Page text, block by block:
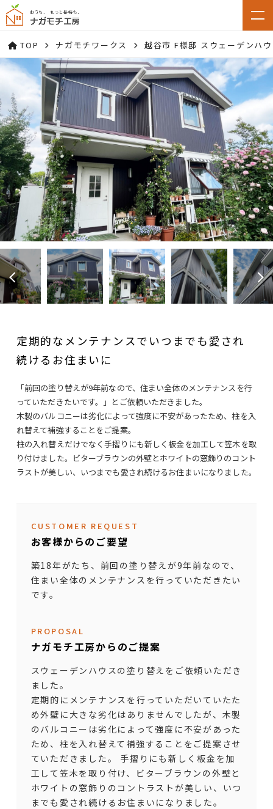
TOP ナガモチワークス 越谷市 F様邸 スウェーデンハ
定期的なメンテナンスでいつまでも愛され
続けるお住まいに
「前回の塗り替えが9年前なので、住まい全体のメンテナンスを行
っていただきたいです。」とご依頼いただきました。
木製のバルコニーは劣化によって強度に不安があったため、柱を入
れ替えて補強することをご提案。
柱の入れ替えだけでなく手摺りにも新しく板金を加工して笠木を取
り付けました。ビターブラウンの外壁とホワイトの窓飾りのコント
ラストが美しい、いつまでも愛され続けるお住まいになりました。
CUSTOMER REQUEST
お客様からのご要望
築18年がたち、前回の塗り替えが9年前なので、
住まい全体のメンテナンスを行っていただきたい
です。
PROPOSAL
ナガモチ工房からのご提案
スウェーデンハウスの塗り替えをご依頼いただき
ました。
定期的にメンテナンスを行っていただいていたた
め外壁に大きな劣化はありませんでしたが、木製
のバルコニーは劣化によって強度に不安があった
ため、柱を入れ替えて補強することをご提案させ
ていただきました。 手摺りにも新しく板金を加
工して笠木を取り付け、ビターブラウンの外壁と
ホワイトの窓飾りのコントラストが美しい、いつ
までも愛され続けるお住まいになりました。